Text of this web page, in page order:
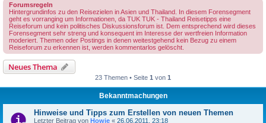
Forumsregeln
Hintergrundinfos zu den Reisezielen in Asien und Thailand. In diesem Forensegment
geht es vorranging um Informationen, da TUK TUK - Thailand Reisetipps eine
Reiseforum und kein politisches Diskussionsforum ist. Dem entsprechend wird dieses
Forensegment sehr streng und konsequent im Interesse der wertfreien Information
moderiert. Themen oder Postings in denen weitestgehend kein Bezug zu einem
Reiseforum zu erkennen ist, werden kommentarlos gelöscht.
Neues Thema
23 Themen • Seite 1 von 1
Bekanntmachungen
Hinweise und Tipps zum Erstellen von neuen Themen
Letzter Beitrag von Howie « 26.06.2011, 23:18